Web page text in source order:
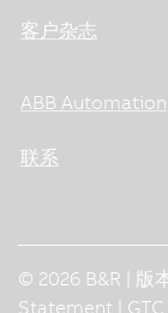
客户杂志
ABB Automation
联系
© 2026 B&R | 版
Statement
GTC